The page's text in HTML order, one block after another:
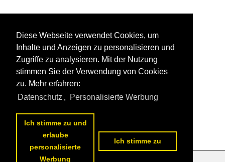
Diese Webseite verwendet Cookies, um
Inhalte und Anzeigen zu personalisieren und
Zugriffe zu analysieren. Mit der Nutzung
stimmen Sie der Verwendung von Cookies
zu. Mehr erfahren:
Datenschutz , Personalisierte Werbung
Ich stimme zu und
erlaube
personalisierte
Werbung
Ich stimme zu